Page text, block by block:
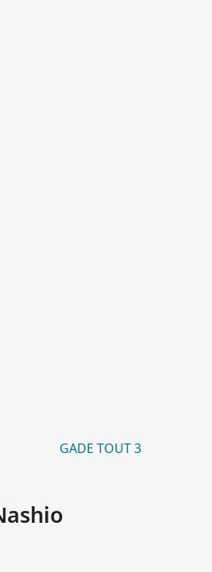
GADE TOUT 3